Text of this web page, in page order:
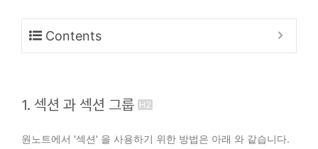
Contents
1. 섹션 과 섹션 그룹
원노트에서 '섹션' 을 사용하기 위한 방법은 아래 와 같습니다.